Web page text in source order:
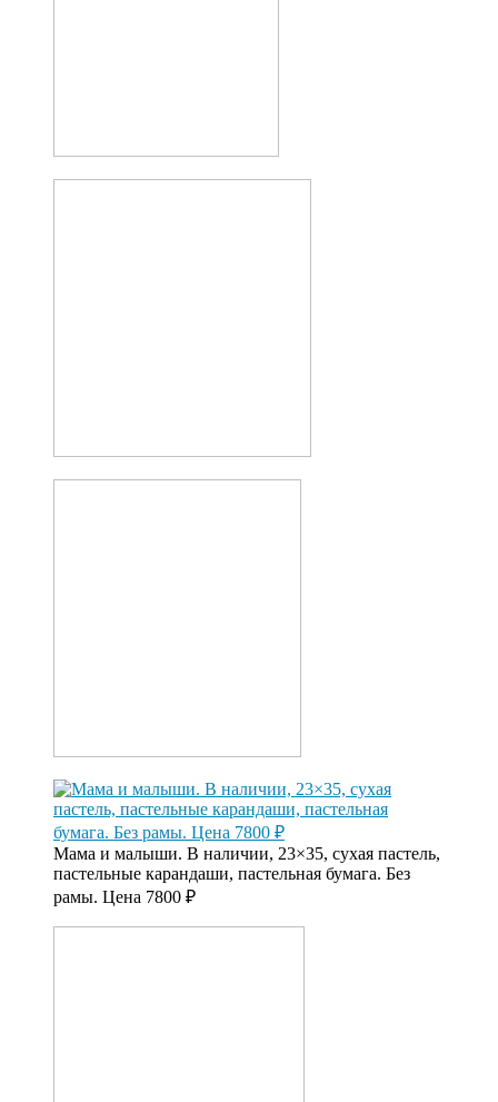
Мама и малыши. В наличии, 23×35, сухая пастель,
пастельные карандаши, пастельная бумага. Без
рамы. Цена 7800 ₽